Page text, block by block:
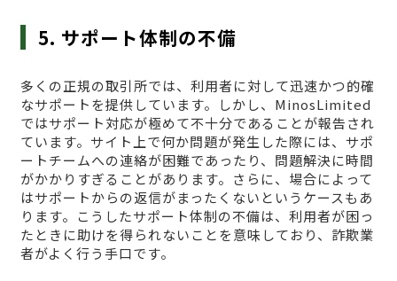
5. サポート体制の不備
多くの正規の取引所では、利用者に対して迅速かつ的確
なサポートを提供しています。しかし、MinosLimited
ではサポート対応が極めて不十分であることが報告され
ています。サイト上で何か問題が発生した際には、サポ
ートチームへの連絡が困難であったり、問題解決に時間
がかかりすぎることがあります。さらに、場合によって
はサポートからの返信がまったくないというケースもあ
ります。こうしたサポート体制の不備は、利用者が困っ
たときに助けを得られないことを意味しており、詐欺業
者がよく行う手口です。